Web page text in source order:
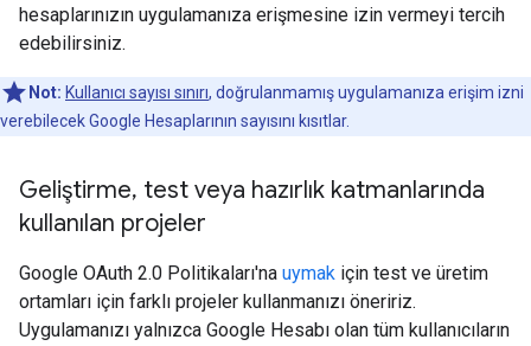
hesaplarınızın uygulamanıza erişmesine izin vermeyi tercih
edebilirsiniz.
Not: Kullanıcı sayısı sınırı, doğrulanmamış uygulamanıza erişim izni
verebilecek Google Hesaplarının sayısını kısıtlar.
Geliştirme, test veya hazırlık katmanlarında
kullanılan projeler
Google OAuth 2.0 Politikaları'na uymak için test ve üretim
ortamları için farklı projeler kullanmanızı öneririz.
Uygulamanızı yalnızca Google Hesabı olan tüm kullanıcıların